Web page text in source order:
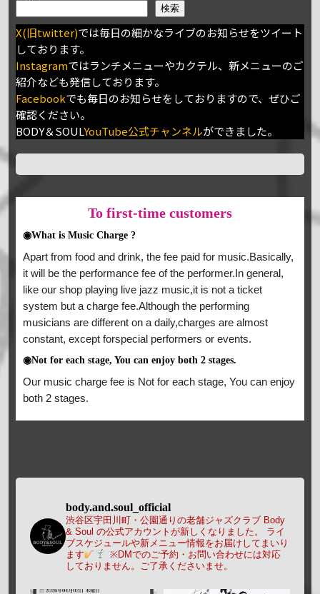
検索
X(旧twitter)では毎日の細かなライブのお知らせをツイート
しております。
Instagramではランチメニューやカクテル、新メニューのご
紹介なども発信しております。
Facebookでも毎日のお知らせをしておりますので、ぜひご
確認ください。
BODY＆SOULYouTube公式チャンネルができました。
To first-time customers
◉What is Music Charge ?
Apart from food and drink, the fee paid for music.Basically,
it will be the performance fee of the performer.In general,
like our shop playing live jazz music,it is not a ticket
system but a charge fee.Although the performing
musicians are different on a daily,charges are almost
constant, except forspecial performers or events.
◉Not for each stage, You can enjoy both 2 stages.
Our music charge fee is Not for each stage, You can enjoy
both 2 stages.
body.and.soul_official
渋谷区宇田川町・公園通りの老舗ジャズクラブ Body
& Soul の公式アカウントが新しくなりました。
ライ
ブスケジュールや新メニュー情報をお届けしてまいり
ます
※DMでのご予約・お問い合わせには対応
しておりません。ご了承くださいませ。